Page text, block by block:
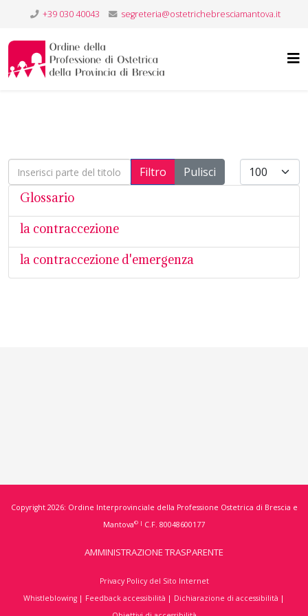
+39 030 40043 segreteria@ostetrichebresciamantova.it
Inserisci parte del titolo Filtro Pulisci Visualizza #
Glossario
la contraccezione
la contraccezione d'emergenza
Copyright 2026: Ordine Interprovinciale della Professione Ostetrica di Brescia e
Mantova© | C.F. 80048600177
AMMINISTRAZIONE TRASPARENTE
Privacy Policy del Sito Internet
Whistleblowing | Feedback accessibilità | Dichiarazione di accessibilità |